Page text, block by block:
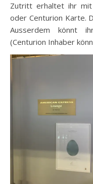
Zutritt erhaltet ihr mit
oder Centurion Karte.
Ausserdem könnt
(Centurion Inhaber